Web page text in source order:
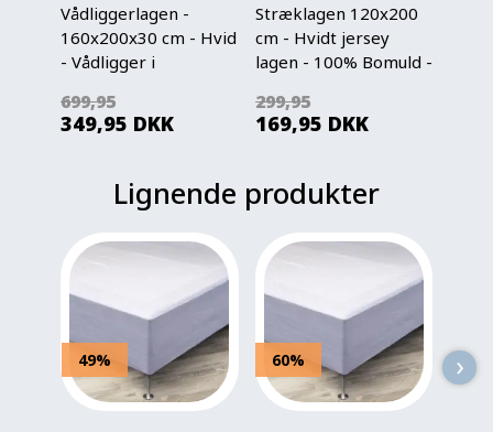
Vådliggerlagen -
160x200x30 cm - Hvid
- Vådligger i
Nordstrand Home
madrasbeskytter
699,95
349,95 DKK
Stræklagen 120x200
cm - Hvidt jersey
lagen - 100% Bomuld -
299,95
169,95 DKK
Lignende produkter
49% 60% ›